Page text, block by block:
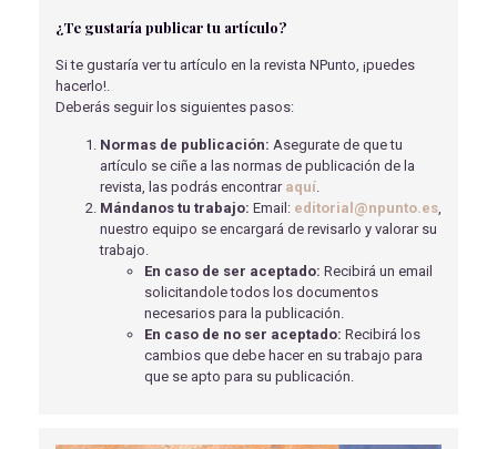
BIBLIOGRÁFICA
ENFERMEDAD DE CROHN Y DOLOR DE ESPALDA
Tinoco González, F- 01/09/2018
VALORACIÓN DEL ESTADO NUTRICIONAL EN
PACIENTES ANCIANOS INGRESADOS EN EL SERVICIO DE
TRAUMATOLOGÍA
SOLÍS GARCÍA, A- 15/05/2018
MANEJO URGENTE DE LAS TAQUICARDIAS
SUPRAVENTRICULARES CON QRS ESTRECHO Y RITMO
Sabin Morales, M- 28/04/2023
ESTUDIO DE UN CASO DE OCLUSIÓN POR BRIDAS EN
¿Te gustaría publicar tu artículo?
Si te gustaría ver tu artículo en la revista NPunto, ¡puedes
hacerlo!.
Deberás seguir los siguientes pasos:
Normas de publicación: Asegurate de que tu
artículo se ciñe a las normas de publicación de la
revista, las podrás encontrar aquí.
Mándanos tu trabajo: Email: editorial@npunto.es,
nuestro equipo se encargará de revisarlo y valorar su
trabajo.
En caso de ser aceptado: Recibirá un email
solicitandole todos los documentos
necesarios para la publicación.
En caso de no ser aceptado: Recibirá los
cambios que debe hacer en su trabajo para
que se apto para su publicación.